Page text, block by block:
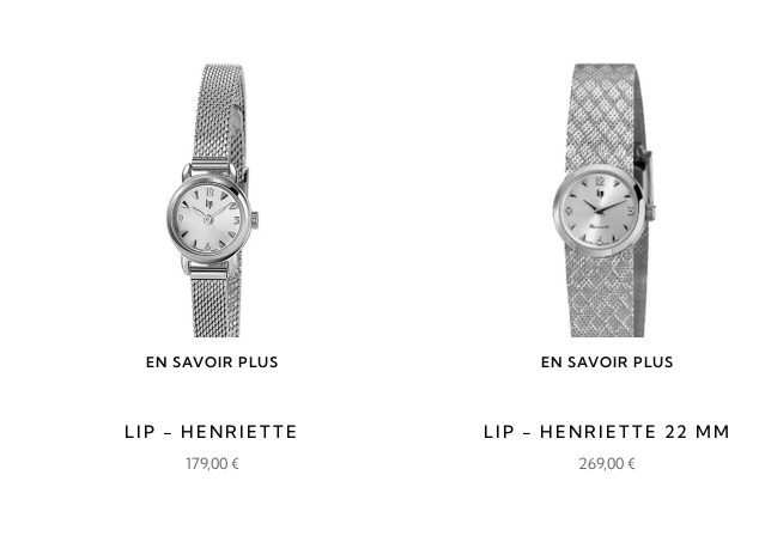
EN SAVOIR PLUS
LIP - HENRIETTE
179,00€
EN SAVOIR PLUS
LIP - HENRIETTE 22 MM
269,00€